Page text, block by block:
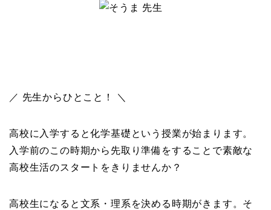
／ 先生からひとこと！ ＼
高校に入学すると化学基礎という授業が始まります。
入学前のこの時期から先取り準備をすることで素敵な
高校生活のス タートをきりませんか？
高校生になると文系・理系を決める時期がきます。そ